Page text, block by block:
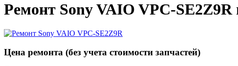
Ремонт Sony VAIO VPC-
Цена ремонта (без учета стоимости запчастей)